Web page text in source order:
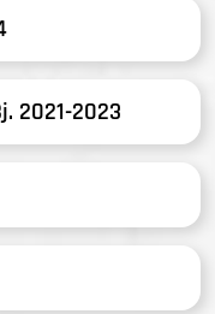
2021-2023